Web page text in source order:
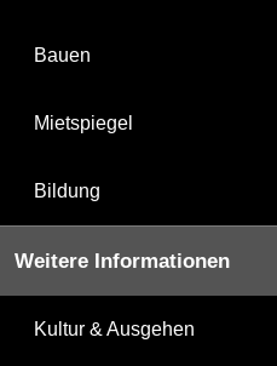
Bauen
Mietspiegel
Bildung
Weitere Informationen
Kultur & Ausgehen